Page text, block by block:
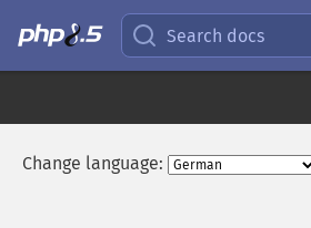
Search docs
Change language: